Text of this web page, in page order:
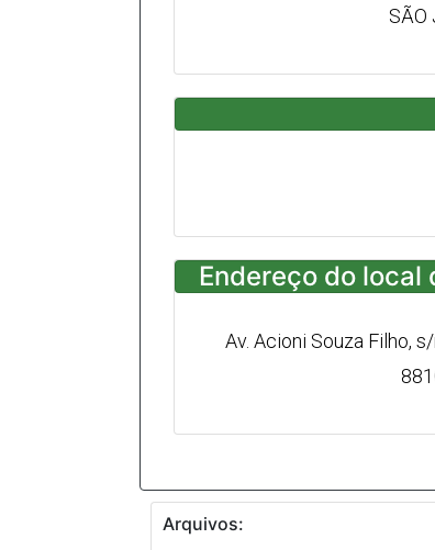
SÃO
Endereço do local
Av. Acioni Souza Filho,
Arquivos: